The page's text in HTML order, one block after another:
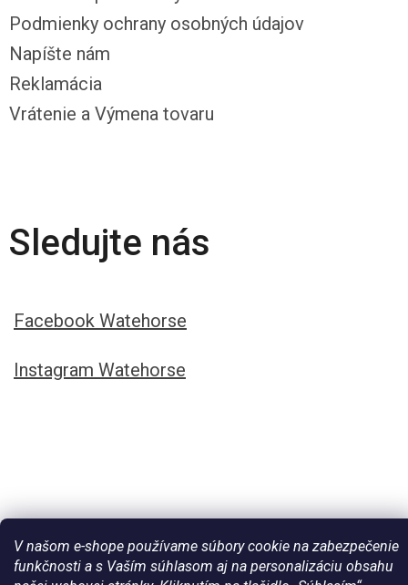
V našom e-shope používame súbory cookie na zabezpečenie
funkčnosti a s Vaším súhlasom aj na personalizáciu obsahu
Podmienky ochrany osobných údajov
Napíšte nám
Reklamácia
Vrátenie a Výmena tovaru
Sledujte nás
Facebook Watehorse
Instagram Watehorse